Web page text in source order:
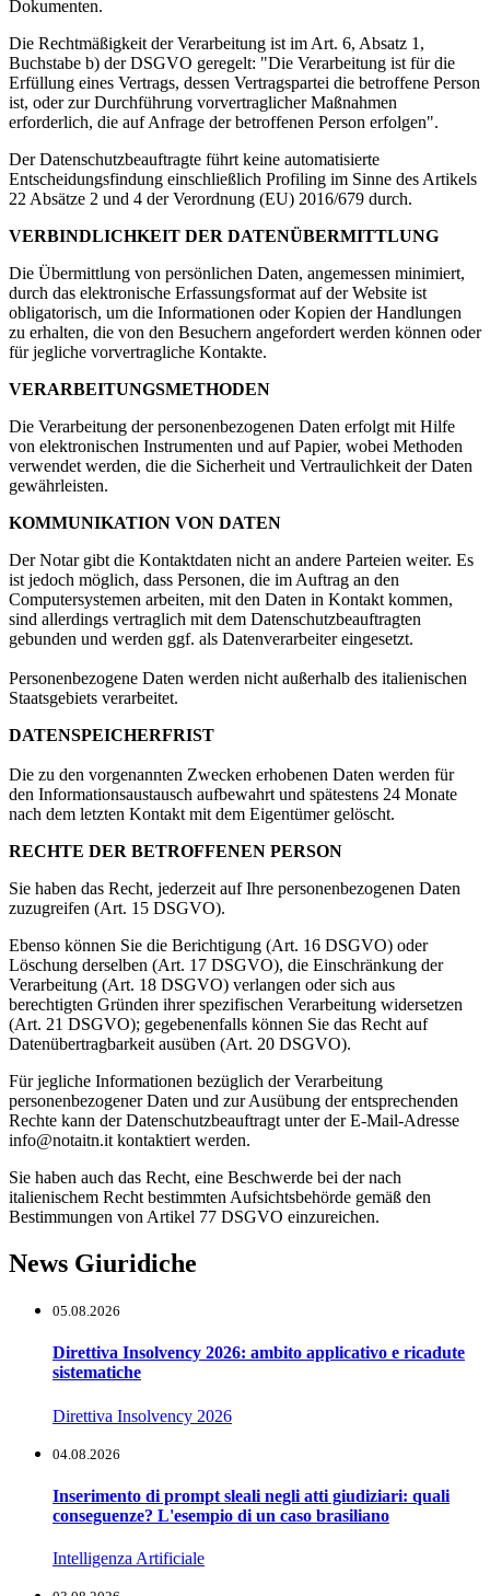
Dokumenten.
Die Rechtmäßigkeit der Verarbeitung ist im Art. 6, Absatz 1,
Buchstabe b) der DSGVO geregelt: "Die Verarbeitung ist für die
Erfüllung eines Vertrags, dessen Vertragspartei die betroffene Person
ist, oder zur Durchführung vorvertraglicher Maßnahmen
erforderlich, die auf Anfrage der betroffenen Person erfolgen".
Der Datenschutzbeauftragte führt keine automatisierte
Entscheidungsfindung einschließlich Profiling im Sinne des Artikels
22 Absätze 2 und 4 der Verordnung (EU) 2016/679 durch.
VERBINDLICHKEIT DER DATENÜBERMITTLUNG
Die Übermittlung von persönlichen Daten, angemessen minimiert,
durch das elektronische Erfassungsformat auf der Website ist
obligatorisch, um die Informationen oder Kopien der Handlungen
zu erhalten, die von den Besuchern angefordert werden können oder
für jegliche vorvertragliche Kontakte.
VERARBEITUNGSMETHODEN
Die Verarbeitung der personenbezogenen Daten erfolgt mit Hilfe
von elektronischen Instrumenten und auf Papier, wobei Methoden
verwendet werden, die die Sicherheit und Vertraulichkeit der Daten
gewährleisten.
KOMMUNIKATION VON DATEN
Der Notar gibt die Kontaktdaten nicht an andere Parteien weiter. Es
ist jedoch möglich, dass Personen, die im Auftrag an den
Computersystemen arbeiten, mit den Daten in Kontakt kommen,
sind allerdings vertraglich mit dem Datenschutzbeauftragten
gebunden und werden ggf. als Datenverarbeiter eingesetzt.
Personenbezogene Daten werden nicht außerhalb des italienischen
Staatsgebiets verarbeitet.
DATENSPEICHERFRIST
Die zu den vorgenannten Zwecken erhobenen Daten werden für
den Informationsaustausch aufbewahrt und spätestens 24 Monate
nach dem letzten Kontakt mit dem Eigentümer gelöscht.
RECHTE DER BETROFFENEN PERSON
Sie haben das Recht, jederzeit auf Ihre personenbezogenen Daten
zuzugreifen (Art. 15 DSGVO).
Ebenso können Sie die Berichtigung (Art. 16 DSGVO) oder
Löschung derselben (Art. 17 DSGVO), die Einschränkung der
Verarbeitung (Art. 18 DSGVO) verlangen oder sich aus
berechtigten Gründen ihrer spezifischen Verarbeitung widersetzen
(Art. 21 DSGVO); gegebenenfalls können Sie das Recht auf
Datenübertragbarkeit ausüben (Art. 20 DSGVO).
Für jegliche Informationen bezüglich der Verarbeitung
personenbezogener Daten und zur Ausübung der entsprechenden
Rechte kann der Datenschutzbeauftragt unter der E-Mail-Adresse
info@notaitn.it kontaktiert werden.
Sie haben auch das Recht, eine Beschwerde bei der nach
italienischem Recht bestimmten Aufsichtsbehörde gemäß den
Bestimmungen von Artikel 77 DSGVO einzureichen.
News Giuridiche
05.08.2026
Direttiva Insolvency 2026: ambito applicativo e ricadute
sistematiche
Direttiva Insolvency 2026
04.08.2026
Inserimento di prompt sleali negli atti giudiziari: quali
conseguenze? L'esempio di un caso brasiliano
Intelligenza Artificiale